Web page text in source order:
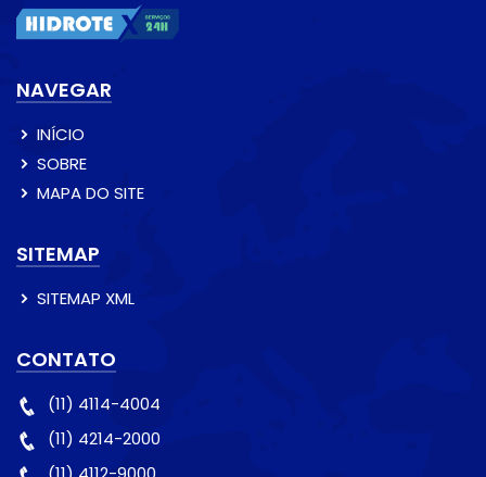
NAVEGAR
INÍCIO
SOBRE
MAPA DO SITE
SITEMAP
SITEMAP XML
CONTATO
(11) 4114-4004
(11) 4214-2000